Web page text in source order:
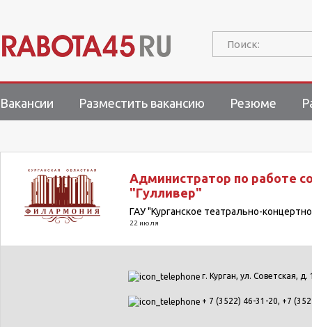
Поиск:
Вакансии Разместить вакансию Резюме
Администратор по работе
"Гулливер"
ГАУ "Курганское театрально-
22 июля
г. Курган, ул. Советская, д.
+ 7 (3522) 46-31-20, +7